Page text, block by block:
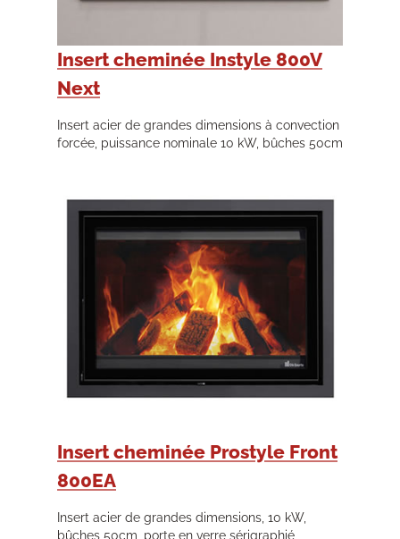
Insert cheminée Instyle 800V
Next
Insert acier de grandes dimensions à convection
forcée, puissance nominale 10 kW, bûches 50cm
Insert cheminée Prostyle Front
800EA
Insert acier de grandes dimensions, 10 kW,
bûches 50cm, porte en verre sérigraphié